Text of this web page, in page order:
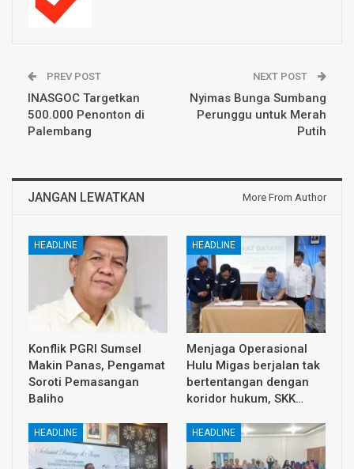
PREV POST
INASGOC Targetkan
500.000 Penonton di
Palembang
NEXT POST
Nyimas Bunga Sumbang
Perunggu untuk Merah
Putih
JANGAN LEWATKAN More From Author
HEADLINE
Konflik PGRI Sumsel
Makin Panas, Pengamat
Soroti Pemasangan
Baliho
HEADLINE
Menjaga Operasional
Hulu Migas berjalan tak
bertentangan dengan
koridor hukum, SKK…
HEADLINE HEADLINE